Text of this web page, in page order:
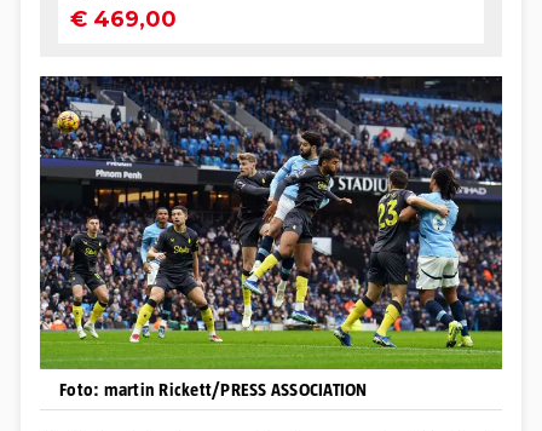
Foto: martin Rickett/PRESS ASSOCIATION